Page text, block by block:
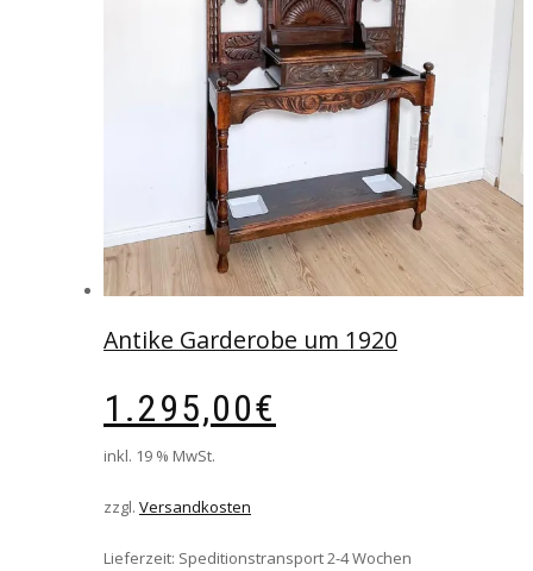
Antike Garderobe um 1920
1.295,00€
inkl. 19 % MwSt.
zzgl. Versandkosten
Lieferzeit: Speditionstransport 2-4 Wochen